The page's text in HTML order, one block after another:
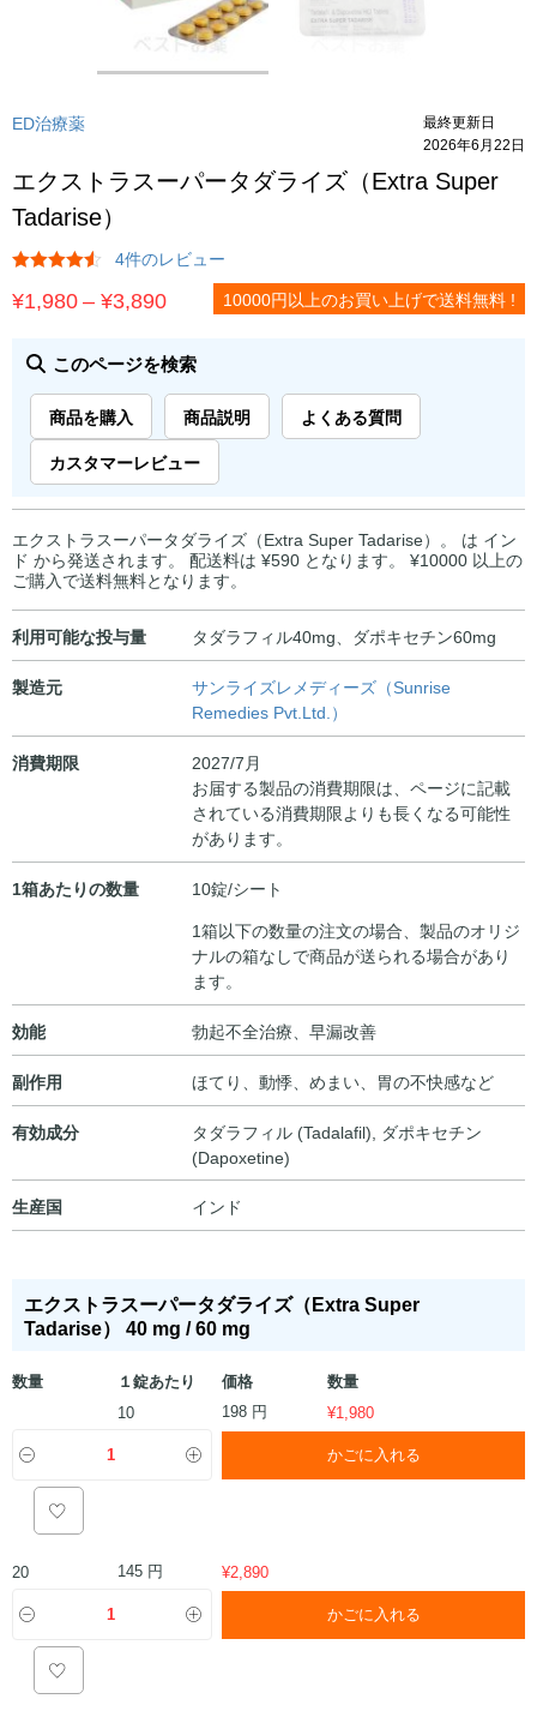
ED治療薬
最終更新日
2026年6月22日
エクストラスーパータダライズ（Extra Super
Tadarise）
4件のレビュー
¥1,980–¥3,890価
帯:
¥1,980
¥3,890
10000円以上のお買い上げで送料無料 !
このページを検索
商品を購入 商品説明
よくある質問
カスタマーレビュー
エクストラスーパータダライズ（Extra Super Tadarise）。 は イン
ド から発送されます。 配送料は ¥590 となります。 ¥10000 以上の
ご購入で送料無料となります。
利用可能な投与量 タダラフィル40mg、ダポキセチン60mg
製造元
サンライズレメディーズ（Sunrise
Remedies Pvt.Ltd.）
消費期限
2027/7月
お届する製品の消費期限は、ページに記載
されている消費期限よりも長くなる可能性
があります。
1箱あたりの数量
10錠/シート
1箱以下の数量の注文の場合、製品のオリジ
ナルの箱なしで商品が送られる場合があり
ます。
効能 勃起不全治療、早漏改善
副作用 ほてり、動悸、めまい、胃の不快感など
有効成分 タダラフィル (Tadalafil), ダポキセチン
(Dapoxetine)
生産国 インド
エクストラスーパータダライズ（Extra Super
Tadarise） 40 mg / 60 mg
数量 １錠あたり 価格
数量
10
198 円 ¥1,980
かごに入れる
20 145 円 ¥2,890
かごに入れる